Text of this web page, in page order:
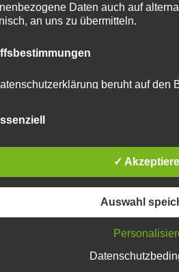
abzugeben.
Daten auch auf
an uns zu übermitteln.
beruht auf den
Grundverordnung (DS-GVO)
soll sowohl für die
gewährleisten, möchten wir vorab
in dieser
✓
Auswahl